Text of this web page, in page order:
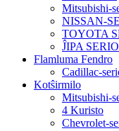
Mitsubishi-
NISSAN-
TOYOTA
ĴIPA SERIO
Flamluma Fendro
Cadillac-
Kotŝirmilo
Mitsubishi-
4 Kuristo
Chevrolet-